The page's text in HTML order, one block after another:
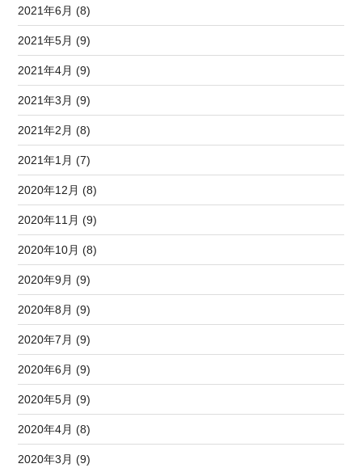
2021年6月 (8)
2021年5月 (9)
2021年4月 (9)
2021年3月 (9)
2021年2月 (8)
2021年1月 (7)
2020年12月 (8)
2020年11月 (9)
2020年10月 (8)
2020年9月 (9)
2020年8月 (9)
2020年7月 (9)
2020年6月 (9)
2020年5月 (9)
2020年4月 (8)
2020年3月 (9)